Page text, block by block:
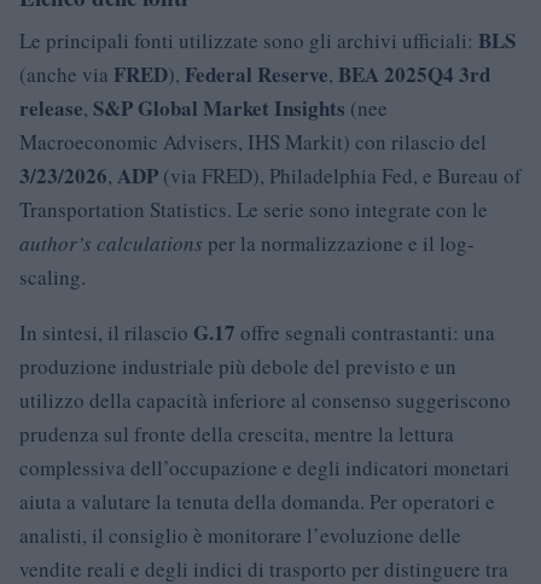
Le principali fonti utilizzate sono gli archivi ufficiali: BLS
(anche via FRED), Federal Reserve, BEA 2025Q4 3rd
release, S&P Global Market Insights (nee
Macroeconomic Advisers, IHS Markit) con rilascio del
3/23/2026, ADP (via FRED), Philadelphia Fed, e Bureau of
Transportation Statistics. Le serie sono integrate con le
author’s calculations per la normalizzazione e il log-
scaling.
In sintesi, il rilascio G.17 offre segnali contrastanti: una
produzione industriale più debole del previsto e un
utilizzo della capacità inferiore al consenso suggeriscono
prudenza sul fronte della crescita, mentre la lettura
complessiva dell’occupazione e degli indicatori monetari
aiuta a valutare la tenuta della domanda. Per operatori e
analisti, il consiglio è monitorare l’evoluzione delle
vendite reali e degli indici di trasporto per distinguere tra